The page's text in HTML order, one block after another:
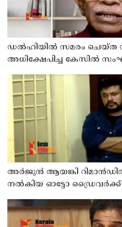
ഡൽഹിയിൽ സമരം ചെയ്ത
അധിക്ഷേപിച്ച കേസില്‍
സഹയാത്രികൻ ടി ജി
അര്‍ജുന്‍ ആയങ്കി
നൽകിയ ഓട്ടോ ഡ്രൈവർക്ക്
പാരിതോഷികം നൽകുമെന്ന്